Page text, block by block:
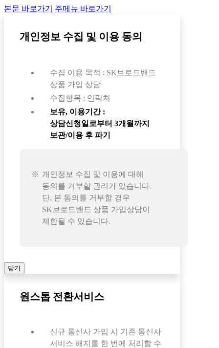
본문 바로가기 주메뉴 바로가기
개인정보 수집 및 이용 동의
수집 이용 목적 : SK브로드밴드
상품 가입 상담
수집항목 : 연락처
보유, 이용기간 :
상담신청일로부터 3개월까지
보관/이용 후 파기
개인정보 수집 및 이용에 대해
동의를 거부할 권리가 있습니다.
단, 본 동의를 거부할 경우
SK브로드밴드 상품 가입상담이
제한될 수 있습니다.
닫기
원스톱 전환서비스
신규 통신사 가입 시 기존 통신사
서비스 해지를 한 번에 처리할 수